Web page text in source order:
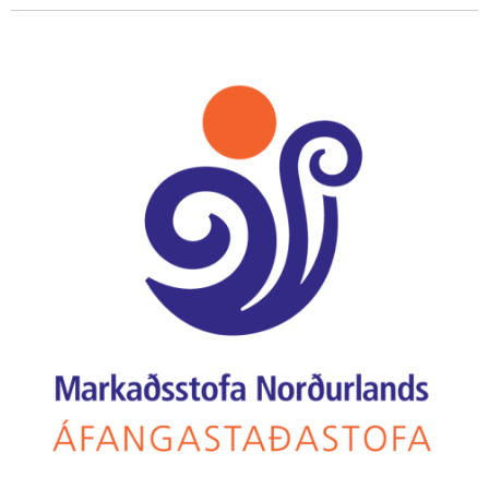
fimmta skipti og sér hún um undirbúning, skipulag og
ár er haldið upp á það að þetta er í tíunda sinn sem